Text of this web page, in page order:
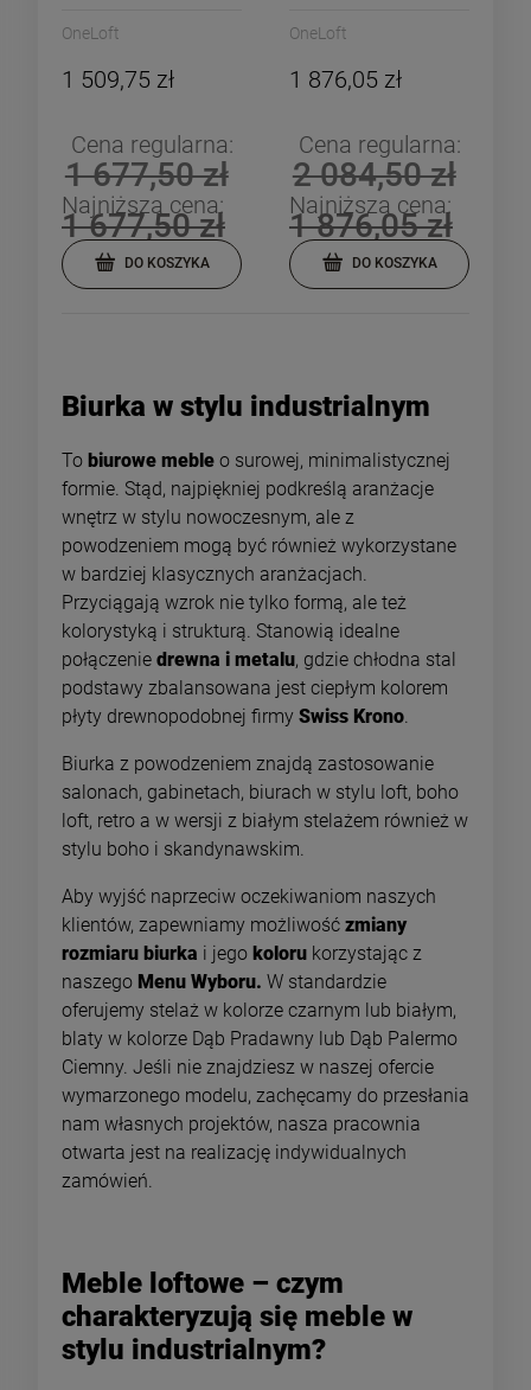
OneLoft
1 509,75 zł
Cena regularna:
1 677,50 zł
Najniższa cena:
1 677,50 zł
DO KOSZYKA
OneLoft
1 876,05 zł
Cena regularna:
2 084,50 zł
Najniższa cena:
1 876,05 zł
DO KOSZYKA
Biurka w stylu industrialnym
To biurowe meble o surowej, minimalistycznej
formie. Stąd, najpiękniej podkreślą aranżacje
wnętrz w stylu nowoczesnym, ale z
powodzeniem mogą być również wykorzystane
w bardziej klasycznych aranżacjach.
Przyciągają wzrok nie tylko formą, ale też
kolorystyką i strukturą. Stanowią idealne
połączenie drewna i metalu, gdzie chłodna stal
podstawy zbalansowana jest ciepłym kolorem
płyty drewnopodobnej firmy Swiss Krono
Biurka z powodzeniem znajdą zastosowanie
salonach, gabinetach, biurach w stylu loft, boho
loft, retro a w wersji z białym stelażem również w
stylu boho i skandynawskim.
Aby wyjść naprzeciw oczekiwaniom naszych
klientów, zapewniamy możliwość zmiany
rozmiaru biurka i jego koloru korzystając z
naszego Menu Wyboru. W standardzie
oferujemy stelaż w kolorze czarnym lub białym,
blaty w kolorze Dąb Pradawny lub Dąb Palermo
Ciemny. Jeśli nie znajdziesz w naszej ofercie
wymarzonego modelu, zachęcamy do przesłania
nam własnych projektów, nasza pracownia
otwarta jest na realizację indywidualnych
zamówień.
Meble loftowe – czym
charakteryzują się meble w
stylu industrialnym?